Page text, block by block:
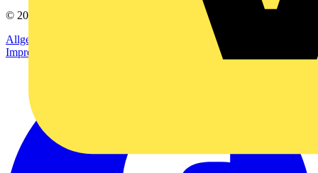
© 2002-
Allgemeine Geschäftsbedingungen
Datenschutzerklärung
Impressum